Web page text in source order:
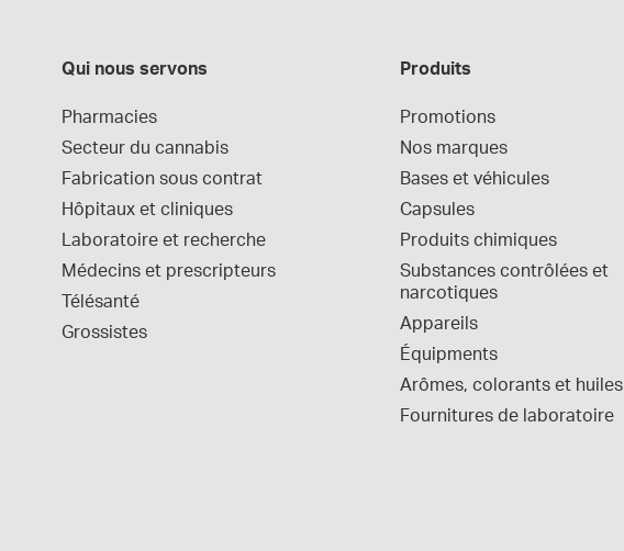
Qui nous servons
Pharmacies
Secteur du cannabis
Fabrication sous contrat
Hôpitaux et cliniques
Laboratoire et recherche
Médecins et prescripteurs
Télésanté
Grossistes
Produits
Promotions
Nos marques
Bases et véhicules
Capsules
Produits chimiques
Substances contrôlées et
narcotiques
Appareils
Équipments
Arômes, colorants et huiles
Fournitures de laboratoire